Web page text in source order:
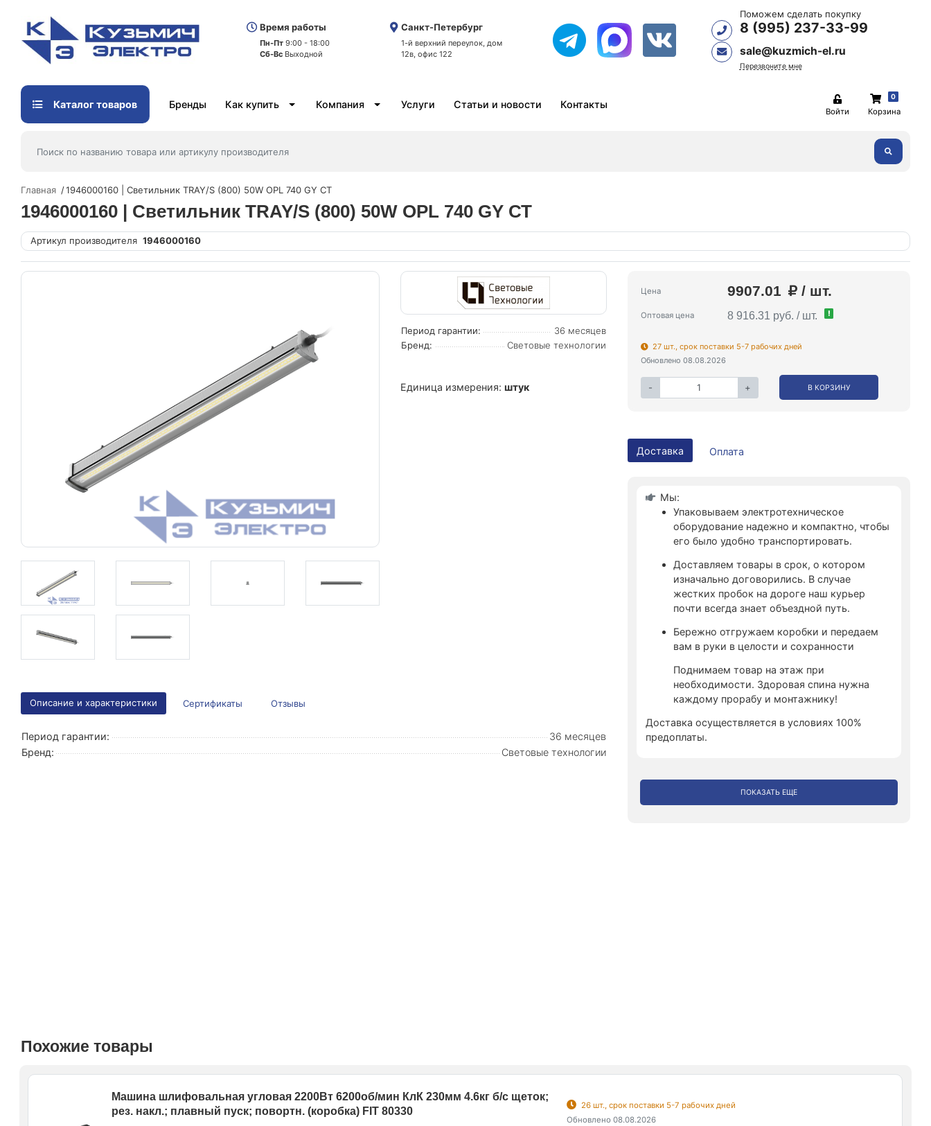
Время работы
Пн-Пт 9:00 - 18:00
Сб-Вс Выходной
Санкт-Петербург
1-й верхний переулок, дом
12в, офис 122
Поможем сделать покупку
8 (995) 237-33-99
sale@kuzmich-el.ru
Перезвоните мне
Каталог товаров Бренды Как купить Компания Услуги Статьи и новости Контакты
Войти
0
Корзина
Главная 1946000160 | Светильник TRAY/S (800) 50W OPL 740 GY СТ
1946000160 | Светильник TRAY/S (800) 50W OPL 740 GY СТ
Артикул производителя 1946000160
Период гарантии:
36 месяцев
Бренд:
Световые технологии
Единица измерения: штук
Цена 9907.01 / шт.
Оптовая цена 8 916.31 руб. / шт. !
27 шт., срок поставки 5-7 рабочих дней
Обновлено 08.08.2026
- + В КОРЗИНУ
Доставка Оплата
Мы:
Упаковываем электротехническое
оборудование надежно и компактно, чтобы
его было удобно транспортировать.
Доставляем товары в срок, о котором
изначально договорились. В случае
жестких пробок на дороге наш курьер
почти всегда знает объездной путь.
Бережно отгружаем коробки и передаем
вам в руки в целости и сохранности
Поднимаем товар на этаж при
необходимости. Здоровая спина нужна
каждому прорабу и монтажнику!
Доставка осуществляется в условиях 100%
предоплаты.
ПОКАЗАТЬ ЕЩЕ
Описание и характеристики Сертификаты Отзывы
Период гарантии:
36 месяцев
Бренд:
Световые технологии
Похожие товары
Машина шлифовальная угловая 2200Вт 6200об/мин КлК 230мм 4.6кг б/с щеток;
рез. накл.; плавный пуск; повортн. (коробка) FIT 80330
26 шт., срок поставки 5-7 рабочих дней
Обновлено 08.08.2026